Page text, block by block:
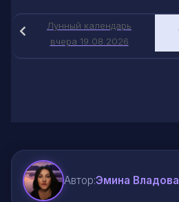
Лунный календарь
вчера 19.08.2026
Автор:Эмина Владова